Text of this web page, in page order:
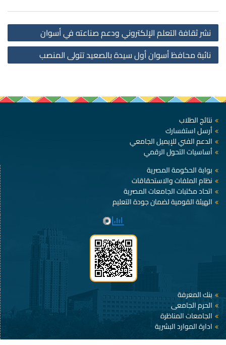
نشر ثقافة التعلم الإلكتروني ودعم صناعته في أسوان
نائبة محافظ أسوان أول سيدة بالصعيد تتولى المنصب
نتائج الطلاب
أرسل استفسارك
الدعم الفني للإيميل الجامعي
أساسيات التحول الرقمي
بوابة الحكومة المصرية
نظام الملفات والاستحقاقات
اتحاد مكتبات الجامعات المصرية
الهيئة القومية لضمان جودة التعليم
بنك المعرفة
الحرم الجامعى
الجامعات المناظرة
ادارة الموارد البشرية